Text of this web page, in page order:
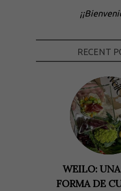
RECENT
WEILO:
FORMA DE